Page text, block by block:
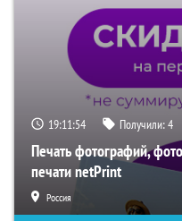
19:11:53 Получили:4
Печать фотографий,
печати netPrint
Россия